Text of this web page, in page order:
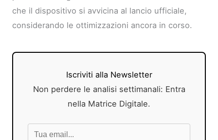
che il dispositivo si avvicina al lancio ufficiale,
considerando le ottimizzazioni ancora in corso.
Iscriviti alla Newsletter
Non perdere le analisi settimanali: Entra
nella Matrice Digitale.